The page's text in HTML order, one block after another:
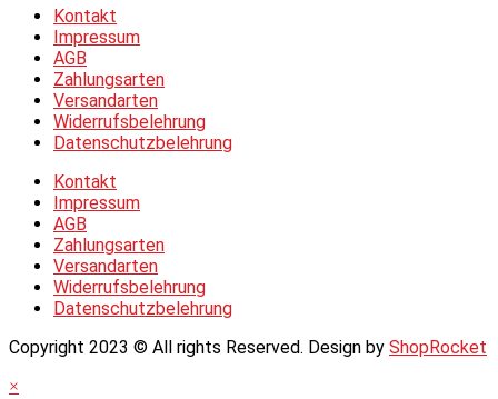
Kontakt
Impressum
AGB
Zahlungsarten
Versandarten
Widerrufsbelehrung
Datenschutzbelehrung
Kontakt
Impressum
AGB
Zahlungsarten
Versandarten
Widerrufsbelehrung
Datenschutzbelehrung
Copyright 2023 © All rights Reserved. Design by ShopRocket
×